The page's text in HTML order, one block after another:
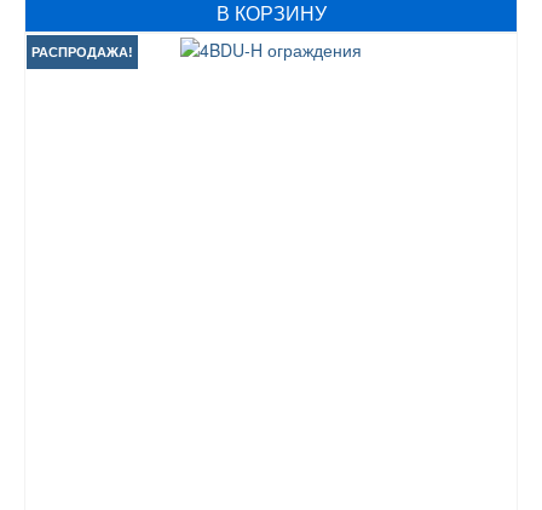
составляла
55300 грн..
В КОРЗИНУ
РАСПРОДАЖА!